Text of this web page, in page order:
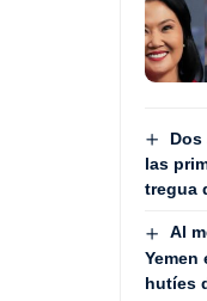
las
tregua
Al
Yemen
hutíes